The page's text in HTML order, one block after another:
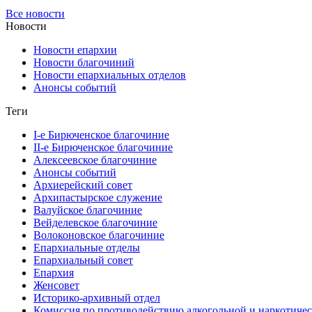
Все новости
Новости
Новости епархии
Новости благочиний
Новости епархиальных отделов
Анонсы событий
Теги
I-е Бирюченское благочиние
II-е Бирюченское благочиние
Алексеевское благочиние
Анонсы событий
Архиерейский совет
Архипастырское служение
Валуйское благочиние
Вейделевское благочиние
Волоконовское благочиние
Епархиальные отделы
Епархиальный совет
Епархия
Женсовет
Историко-архивный отдел